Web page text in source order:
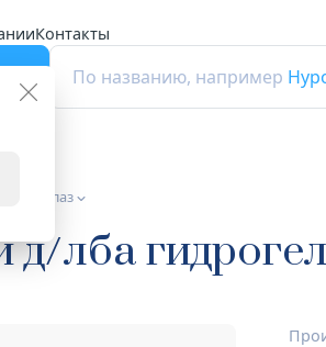
Контакты
По названию, например
для глаз
д/лба